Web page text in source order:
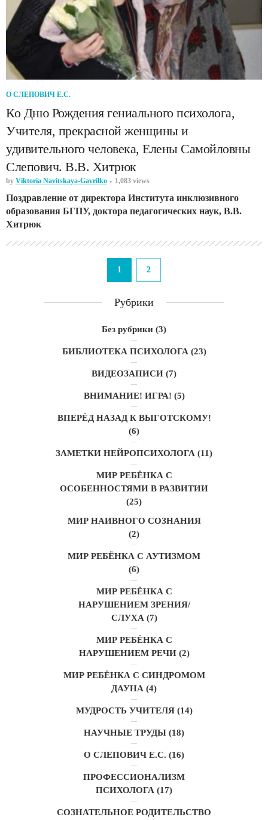
О СЛЕПОВИЧ Е.С.
Ко Дню Рождения гениального психолога,
Учителя, прекрасной женщины и
удивительного человека, Елены Самойловны
Слепович. В.В. Хитрюк
by Viktoria Navitskaya-Gavrilko 1,083 views
Поздравление от директора Института инклюзивного
образования БГПУ, доктора педагогических наук, В.В.
Хитрюк
1 2
Рубрики
Без рубрики (3)
БИБЛИОТЕКА ПСИХОЛОГА (23)
ВИДЕОЗАПИСИ (7)
ВНИМАНИЕ! ИГРА! (5)
ВПЕРЁД НАЗАД К ВЫГОТСКОМУ!
(6)
ЗАМЕТКИ НЕЙРОПСИХОЛОГА (11)
МИР РЕБЁНКА С
ОСОБЕННОСТЯМИ В РАЗВИТИИ
(25)
МИР НАИВНОГО СОЗНАНИЯ
(2)
МИР РЕБЁНКА С АУТИЗМОМ
(6)
МИР РЕБЁНКА С
НАРУШЕНИЕМ ЗРЕНИЯ/
СЛУХА (7)
МИР РЕБЁНКА С
НАРУШЕНИЕМ РЕЧИ(2)
МИР РЕБЁНКА С СИНДРОМОМ
ДАУНА (4)
МУДРОСТЬ УЧИТЕЛЯ(14)
НАУЧНЫЕ ТРУДЫ (18)
О СЛЕПОВИЧ Е.С. (16)
ПРОФЕССИОНАЛИЗМ
ПСИХОЛОГА (17)
СОЗНАТЕЛЬНОЕ РОДИТЕЛЬСТВО